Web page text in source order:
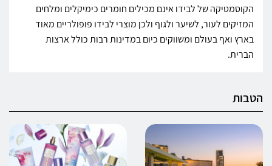
הקוסמטיקה של לבידו אינם מכילים חומרים כימיקלים ומלחים
המזיקים לעור, לשיער ולגוף ולכן מוצרי לבידו פופולריים מאוד
בארץ ואף בעולם ומשווקים כיום במדינות רבות כולל ארצות
הברית.
הטבות